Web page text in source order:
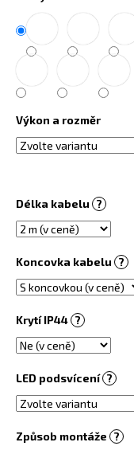
Výkon a rozměr
Délka kabelu ?
Koncovka kabelu ?
Krytí IP44 ?
LED podsvícení ?
Způsob montáže ?
o
p
o
r
u
č
e
m
e
OBRAZOVÝ
TOPNÝ
INFRAPANEL
360W
-
MOTIV
90
6
730
Kč